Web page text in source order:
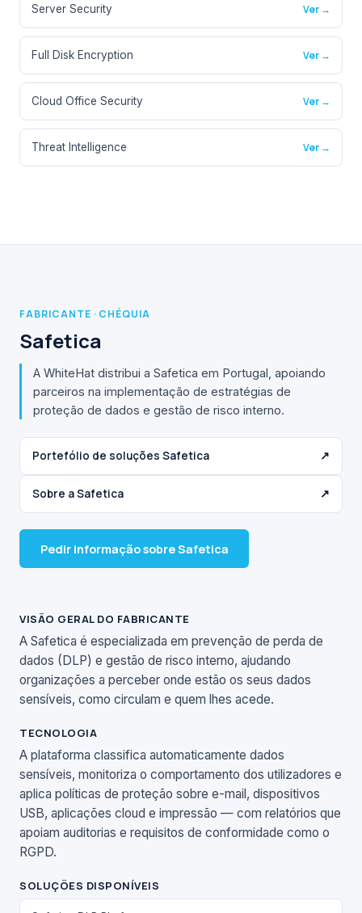
Server Security Ver →
Full Disk Encryption Ver →
Cloud Office Security Ver →
Threat Intelligence Ver →
FABRICANTE · CHÉQUIA
Safetica
A WhiteHat distribui a Safetica em Portugal, apoiando
parceiros na implementação de estratégias de
proteção de dados e gestão de risco interno.
Portefólio de soluções Safetica ↗
Sobre a Safetica ↗
Pedir informação sobre Safetica
VISÃO GERAL DO FABRICANTE
A Safetica é especializada em prevenção de perda de
dados (DLP) e gestão de risco interno, ajudando
organizações a perceber onde estão os seus dados
sensíveis, como circulam e quem lhes acede.
TECNOLOGIA
A plataforma classifica automaticamente dados
sensíveis, monitoriza o comportamento dos utilizadores e
aplica políticas de proteção sobre e-mail, dispositivos
USB, aplicações cloud e impressão — com relatórios que
apoiam auditorias e requisitos de conformidade como o
RGPD.
SOLUÇÕES DISPONÍVEIS